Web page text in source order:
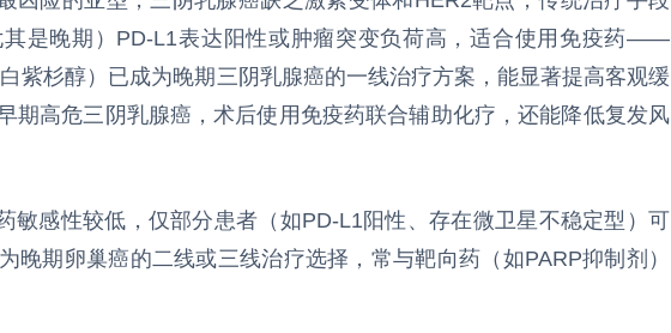
是晚期）PD-L1表达阳性或肿瘤突变负荷高，适合使用免疫药——
紫杉醇）已成为晚期三阴乳腺癌的一线治疗方案，能显著提高客观缓
期高危三阴乳腺癌，术后使用免疫药联合辅助化疗，还能降低复发风
敏感性较低，仅部分患者（如PD-L1阳性、存在微卫星不稳定型）可
晚期卵巢癌的二线或三线治疗选择，常与靶向药（如PARP抑制剂）